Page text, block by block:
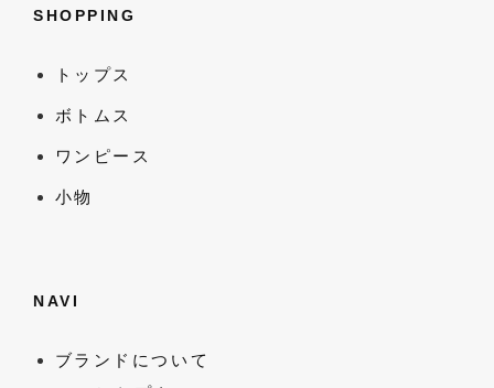
SHOPPING
トップス
ボトムス
ワンピース
小物
NAVI
ブランドについて